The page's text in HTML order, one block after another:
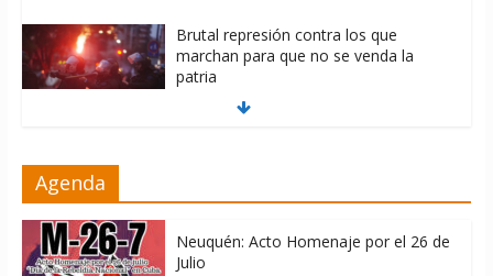
Brutal represión contra los que
marchan para que no se venda la
patria
06/08/2026
06/08/2026
Agenda
Neuquén: Acto Homenaje por el 26 de
Julio